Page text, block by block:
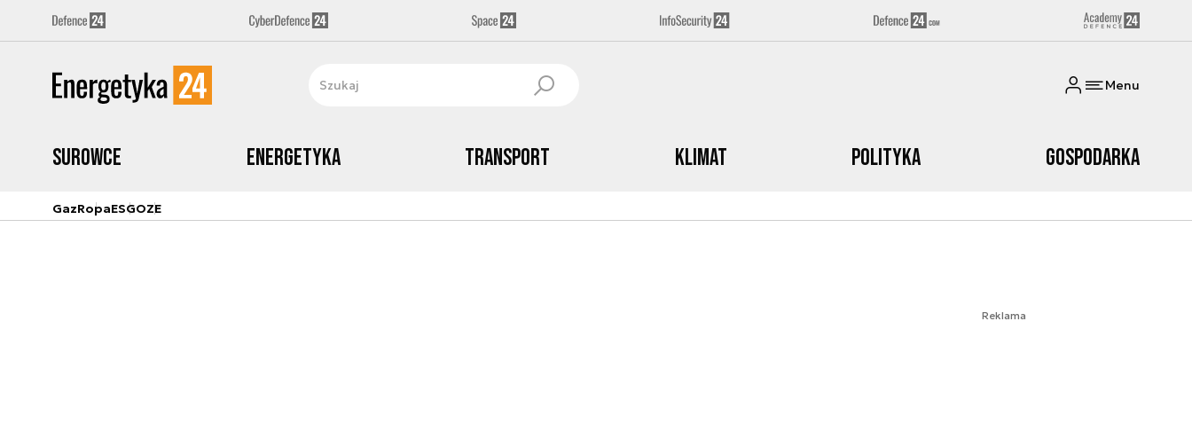
Menu
Surowce Energetyka Transport Klimat Polityka Gospodarka
GazRopaESGOZE
Reklama